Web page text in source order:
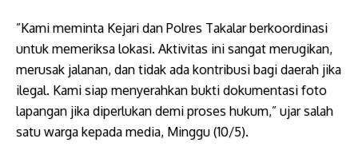
​”Kami meminta Kejari dan Polres Takalar berkoordinasi
untuk memeriksa lokasi. Aktivitas ini sangat merugikan,
merusak jalanan, dan tidak ada kontribusi bagi daerah jika
ilegal. Kami siap menyerahkan bukti dokumentasi foto
lapangan jika diperlukan demi proses hukum,” ujar salah
satu warga kepada media, Minggu (10/5).